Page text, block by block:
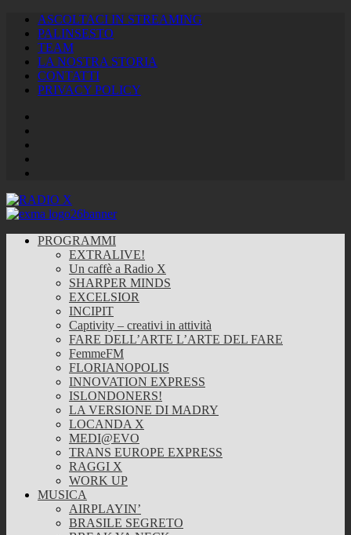
ASCOLTACI IN STREAMING
PALINSESTO
TEAM
LA NOSTRA STORIA
CONTATTI
PRIVACY POLICY
PROGRAMMI
EXTRALIVE!
Un caffè a Radio X
SHARPER MINDS
EXCELSIOR
INCIPIT
Captivity – creativi in attività
FARE DELL’ARTE L’ARTE DEL FARE
FemmeFM
FLORIANOPOLIS
INNOVATION EXPRESS
ISLONDONERS!
LA VERSIONE DI MADRY
LOCANDA X
MEDI@EVO
TRANS EUROPE EXPRESS
RAGGI X
WORK UP
MUSICA
AIRPLAYIN’
BRASILE SEGRETO